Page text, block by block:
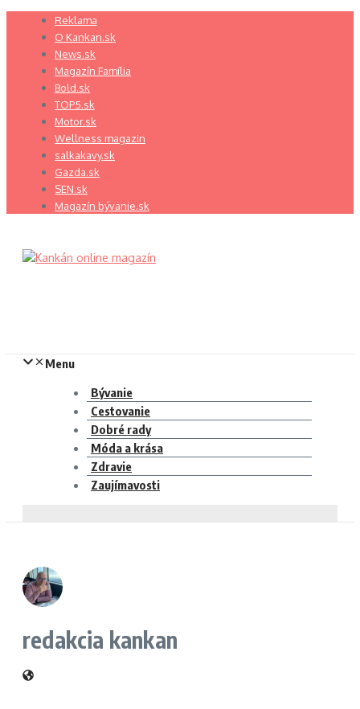
Preskočiť
Reklama
O Kankan.sk
News.sk
Magazín Família
Bold.sk
TOP5.sk
Motor.sk
Wellness magazin
salkakavy.sk
Gazda.sk
SEN.sk
Magazín bývanie.sk
Menu
Bývanie
Cestovanie
Dobré rady
Móda a krása
Zdravie
Zaujímavosti
redakcia kankan